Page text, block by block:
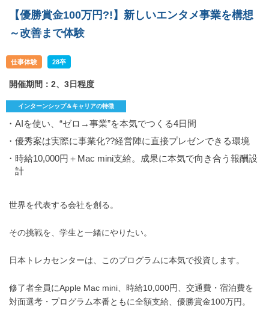
【優勝賞金100万円?!】新しいエンタメ事業を構想
～改善まで体験
仕事体験 28卒
開催期間：2、3日程度
インターンシップ＆キャリアの特徴
・AIを使い、“ゼロ→事業”を本気でつくる4日間
・優秀案は実際に事業化??経営陣に直接プレゼンできる環境
・時給10,000円＋Mac mini支給。成果に本気で向き合う報酬設
計
世界を代表する会社を創る。
その挑戦を、学生と一緒にやりたい。
日本トレカセンターは、このプログラムに本気で投資します。
修了者全員にApple Mac mini、時給10,000円、交通費・宿泊費を
対面選考・プログラム本番ともに全額支給、優勝賞金100万円。